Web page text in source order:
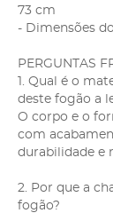
73 cm
- Dimensões
PERGUNTAS
1. Qual é o
deste fogão a
O corpo e o
com
durabilidade e
2. Por que a
fogão?